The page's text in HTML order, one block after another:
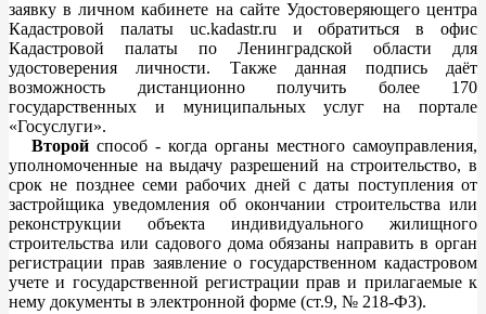
заявку в личном кабинете на сайте Удостоверяющего центра
Кадастровой палаты uc.kadastr.ru и обратиться в офис
Кадастровой палаты по Ленинградской области для
удостоверения личности. Также данная подпись даёт
возможность дистанционно получить более 170
государственных и муниципальных услуг на портале
«Госуслуги».
Второй способ - когда органы местного самоуправления,
уполномоченные на выдачу разрешений на строительство, в
срок не позднее семи рабочих дней с даты поступления от
застройщика уведомления об окончании строительства или
реконструкции объекта индивидуального жилищного
строительства или садового дома обязаны направить в орган
регистрации прав заявление о государственном кадастровом
учете и государственной регистрации прав и прилагаемые к
нему документы в электронной форме (ст.9, № 218-ФЗ).